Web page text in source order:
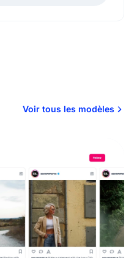
Voir tous les modèles